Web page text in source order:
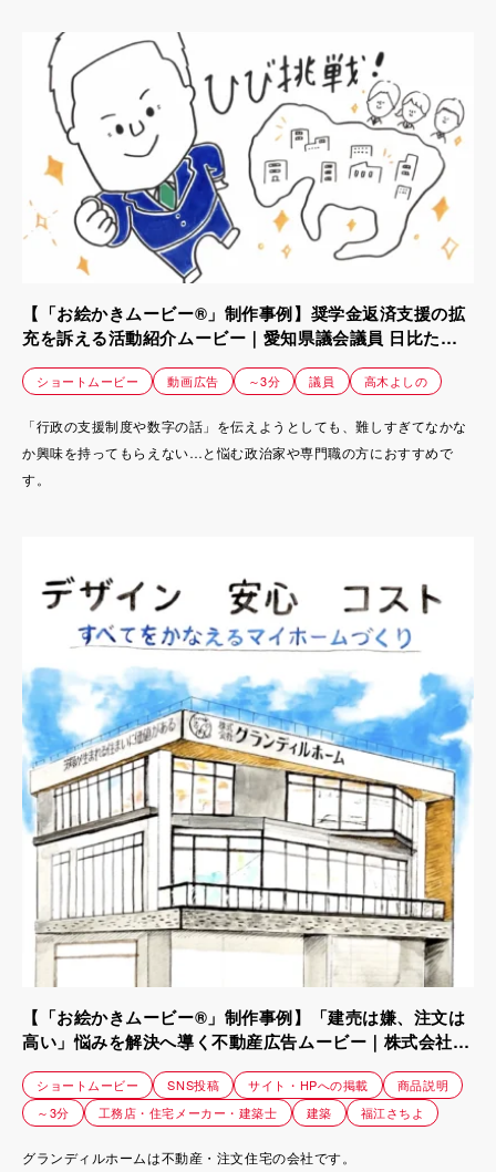
【「お絵かきムービー®」制作事例】奨学金返済支援の拡
充を訴える活動紹介ムービー｜愛知県議会議員 日比たけ
まさ様
ショートムービー 動画広告 ～3分 議員 高木よしの
「行政の支援制度や数字の話」を伝えようとしても、難しすぎてなかな
か興味を持ってもらえない…と悩む政治家や専門職の方におすすめで
す。
【「お絵かきムービー®」制作事例】「建売は嫌、注文は
高い」悩みを解決へ導く不動産広告ムービー｜株式会社グ
ランディルホーム
ショートムービー SNS投稿 サイト・HPへの掲載
商品説明
～3分
工務店・住宅メーカー・建築士 建築 福江さちよ
グランディルホームは不動産・注文住宅の会社です。